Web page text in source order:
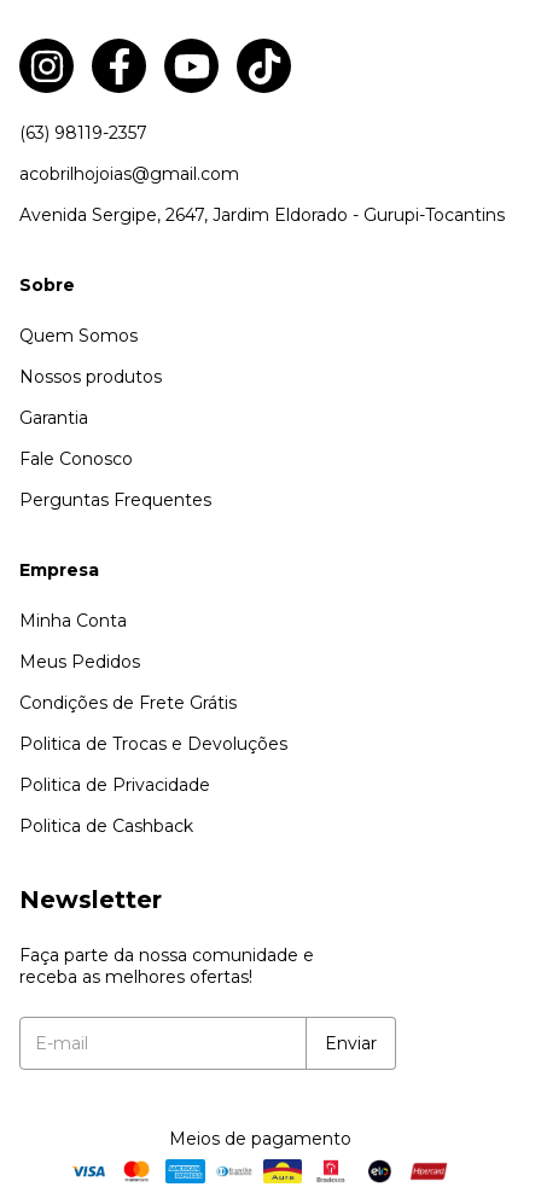
(63) 98119-2357
acobrilhojoias@gmail.com
Avenida Sergipe, 2647, Jardim Eldorado - Gurupi-Tocantins
Sobre
Quem Somos
Nossos produtos
Garantia
Fale Conosco
Perguntas Frequentes
Empresa
Minha Conta
Meus Pedidos
Condições de Frete Grátis
Politica de Trocas e Devoluções
Politica de Privacidade
Politica de Cashback
Newsletter
Faça parte da nossa comunidade e
receba as melhores ofertas!
Meios de pagamento